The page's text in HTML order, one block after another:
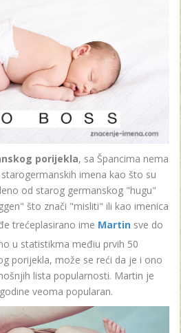
porijekla, sa Špancima nema
imena kao što su
od starog germanskog "hugu"
što znači "misliti" ili kao imenica
trećeplasirano ime Martin sve do
u statistikma međiu prvih 50
porijekla, može se reći da je i ono
lista popularnosti. Martin je
veoma popularan.